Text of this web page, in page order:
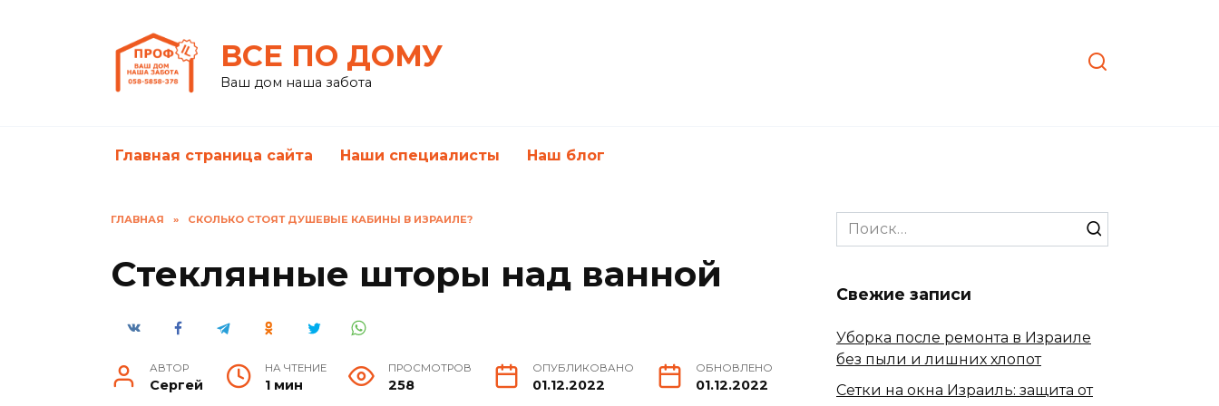
ВСЕ ПО ДОМУ
Ваш дом наша забота
Главная страница сайта Наши специалисты Наш блог
ГЛАВНАЯ » СКОЛЬКО СТОЯТ ДУШЕВЫЕ КАБИНЫ В ИЗРАИЛЕ?
Стеклянные шторы над ванной
АВТОР
Сергей
НА ЧТЕНИЕ
1 мин
ПРОСМОТРОВ
258
ОПУБЛИКОВАНО
01.12.2022
ОБНОВЛЕНО
01.12.2022
Search
for:
Свежие записи
Уборка после ремонта в Израиле
без пыли и лишних хлопот
Сетки на окна Израиль: защита от